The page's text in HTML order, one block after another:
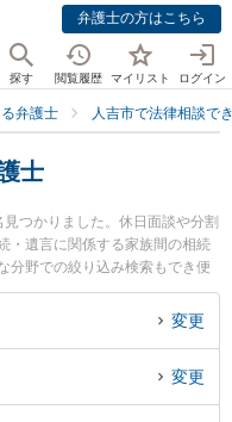
弁護士の方はこちら
探す 閲覧履歴 マイリスト ログイン
弁護士 人吉市で法律相談で
士
つかりました。休日面談や分割
・遺言に関係する家族間の相続
分野での絞り込み検索もでき便
護士のプロフィール情報や弁護
市で土日や夜間に発生した家族
どでお困りの相談者さんにおす
変更
変更